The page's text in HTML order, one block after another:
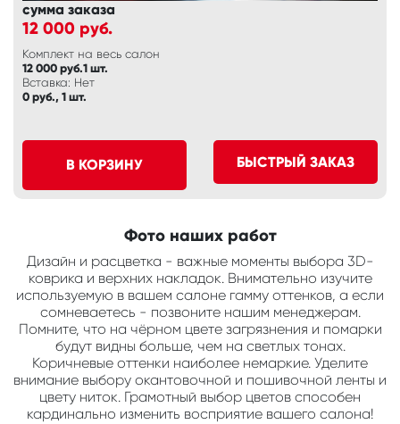
сумма заказа
12 000 руб.
Комплект на весь салон
12 000 руб.1 шт.
Вставка: Нет
0 руб., 1 шт.
В КОРЗИНУ БЫСТРЫЙ ЗАКАЗ
Фото наших работ
Дизайн и расцветка - важные моменты выбора 3D-
коврика и верхних накладок. Внимательно изучите
используемую в вашем салоне гамму оттенков, а если
сомневаетесь - позвоните нашим менеджерам.
Помните, что на чёрном цвете загрязнения и помарки
будут видны больше, чем на светлых тонах.
Коричневые оттенки наиболее немаркие. Уделите
внимание выбору окантовочной и пошивочной ленты и
цвету ниток. Грамотный выбор цветов способен
кардинально изменить восприятие вашего салона!